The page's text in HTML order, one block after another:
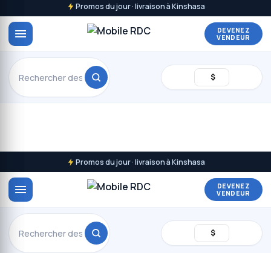
Promos du jour · livraison à Kinshasa
DEVENEZ
VENDEUR
$
Promos du jour · livraison à Kinshasa
DEVENEZ
VENDEUR
$